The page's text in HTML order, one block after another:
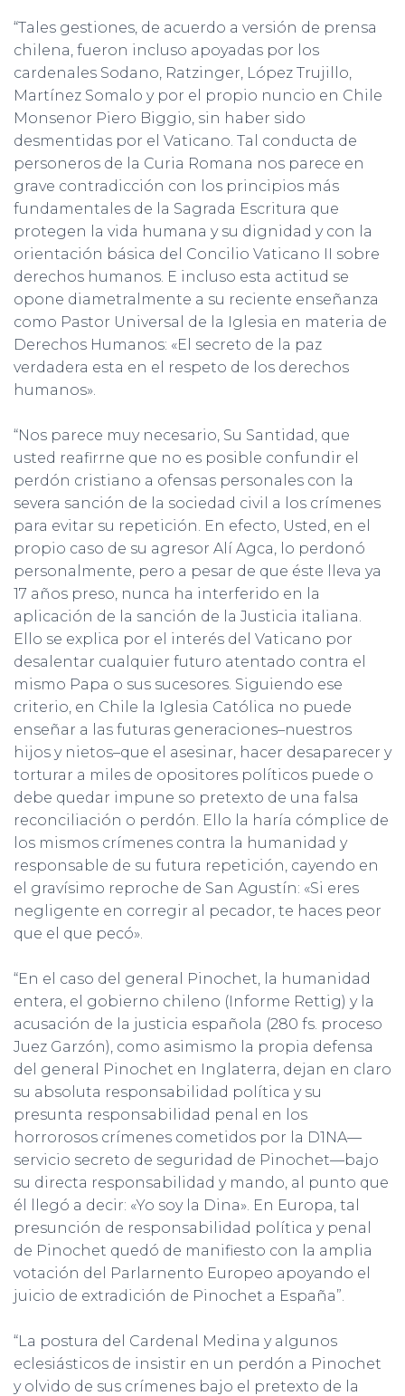
“Tales gestiones, de acuerdo a versión de prensa
chilena, fueron incluso apoyadas por los
cardenales Sodano, Ratzinger, López Trujillo,
Martínez Somalo y por el propio nuncio en Chile
Monsenor Piero Biggio, sin haber sido
desmentidas por el Vaticano. Tal conducta de
personeros de la Curia Romana nos parece en
grave contradicción con los principios más
fundamentales de la Sagrada Escritura que
protegen la vida humana y su dignidad y con la
orientación básica del Concilio Vaticano II sobre
derechos humanos. E incluso esta actitud se
opone diametralmente a su reciente enseñanza
como Pastor Universal de la Iglesia en materia de
Derechos Humanos: «El secreto de la paz
verdadera esta en el respeto de los derechos
humanos».
“Nos parece muy necesario, Su Santidad, que
usted reafirrne que no es posible confundir el
perdón cristiano a ofensas personales con la
severa sanción de la sociedad civil a los crímenes
para evitar su repetición. En efecto, Usted, en el
propio caso de su agresor Alí Agca, lo perdonó
personalmente, pero a pesar de que éste lleva ya
17 años preso, nunca ha interferido en la
aplicación de la sanción de la Justicia italiana.
Ello se explica por el interés del Vaticano por
desalentar cualquier futuro atentado contra el
mismo Papa o sus sucesores. Siguiendo ese
criterio, en Chile la Iglesia Católica no puede
enseñar a las futuras generaciones–nuestros
hijos y nietos–que el asesinar, hacer desaparecer y
torturar a miles de opositores políticos puede o
debe quedar impune so pretexto de una falsa
reconciliación o perdón. Ello la haría cómplice de
los mismos crímenes contra la humanidad y
responsable de su futura repetición, cayendo en
el gravísimo reproche de San Agustín: «Si eres
negligente en corregir al pecador, te haces peor
que el que pecó».
“En el caso del general Pinochet, la humanidad
entera, el gobierno chileno (Informe Rettig) y la
acusación de la justicia española (280 fs. proceso
Juez Garzón), como asimismo la propia defensa
del general Pinochet en Inglaterra, dejan en claro
su absoluta responsabilidad política y su
presunta responsabilidad penal en los
horrorosos crímenes cometidos por la D1NA—
servicio secreto de seguridad de Pinochet—bajo
su directa responsabilidad y mando, al punto que
él llegó a decir: «Yo soy la Dina». En Europa, tal
presunción de responsabilidad política y penal
de Pinochet quedó de manifiesto con la amplia
votación del Parlarnento Europeo apoyando el
juicio de extradición de Pinochet a España”.
“La postura del Cardenal Medina y algunos
eclesiásticos de insistir en un perdón a Pinochet
y olvido de sus crímenes bajo el pretexto de la